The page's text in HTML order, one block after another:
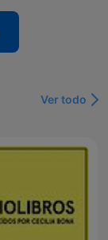
Ver todo